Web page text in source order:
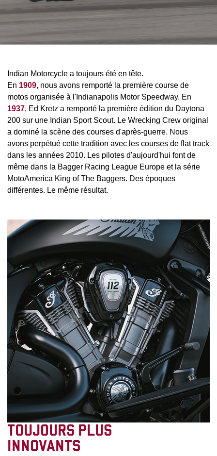
Indian Motorcycle a toujours été en tête.
En 1909, nous avons remporté la première course de
motos organisée à l'Indianapolis Motor Speedway. En
1937, Ed Kretz a remporté la première édition du Daytona
200 sur une Indian Sport Scout. Le Wrecking Crew original
a dominé la scène des courses d'après-guerre. Nous
avons perpétué cette tradition avec les courses de flat track
dans les années 2010. Les pilotes d'aujourd'hui font de
même dans la Bagger Racing League Europe et la série
MotoAmerica King of The Baggers. Des époques
différentes. Le même résultat.
TOUJOURS PLUS
INNOVANTS